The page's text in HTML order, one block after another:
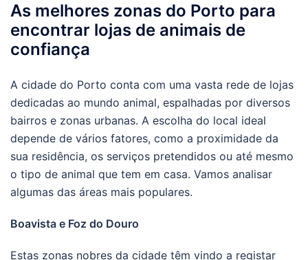
As melhores zonas do Porto para
encontrar lojas de animais de
confiança
A cidade do Porto conta com uma vasta rede de lojas
dedicadas ao mundo animal, espalhadas por diversos
bairros e zonas urbanas. A escolha do local ideal
depende de vários fatores, como a proximidade da
sua residência, os serviços pretendidos ou até mesmo
o tipo de animal que tem em casa. Vamos analisar
algumas das áreas mais populares.
Boavista e Foz do Douro
Estas zonas nobres da cidade têm vindo a registar